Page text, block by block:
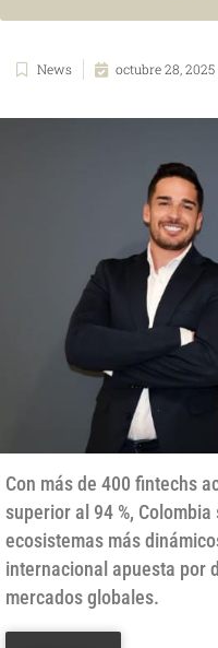
News octubre 28, 2025
Con más de 400 fintechs
superior al 94 %,
ecosistemas más
internacional apuesta por
mercados globales.